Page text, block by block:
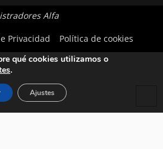
Alfa
Privacidad Política de cookies
la mejor experiencia en
qué cookies utilizamos o
.
Ajustes